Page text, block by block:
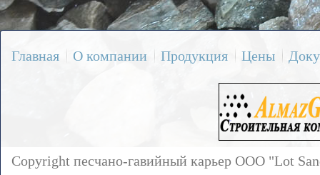
Главная О компании Продукция Цены
Copyright песчано-гавийный карьер OOO "Lot